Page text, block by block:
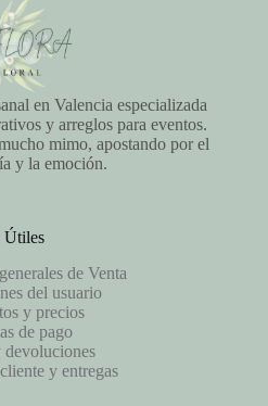
en Valencia especializada
y arreglos para eventos.
mimo, apostando por el
y la emoción.
Útiles
de Venta
del usuario
y precios
de pago
devoluciones
y entregas